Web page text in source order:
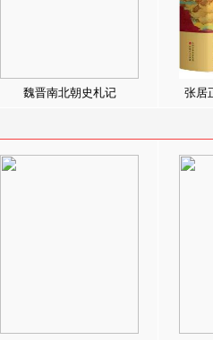
魏晋南北朝史札记 张居